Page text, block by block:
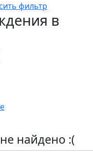
фильтр
в
найдено :(